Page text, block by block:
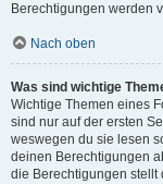
Berechtigungen werden
Nach oben
Was sind wichtige
Wichtige Themen eines
sind nur auf der ersten
weswegen du sie lesen
deinen Berechtigungen
die Berechtigungen stellt